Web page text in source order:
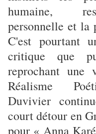
humaine,
personnelle et la
C'est pourtant
critique que
reprochant une
Réalisme
Duvivier
court détour en
pour « Anna